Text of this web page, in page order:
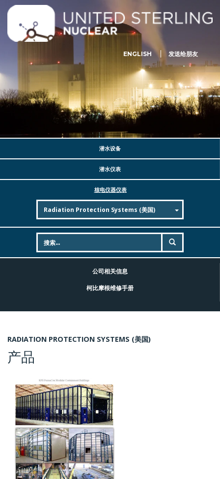
ENGLISH 发送给朋友
潜水设备
潜水仪表
核电仪器仪表
公司相关信息
柯比摩根维修手册
RADIATION PROTECTION SYSTEMS (美国)
产品